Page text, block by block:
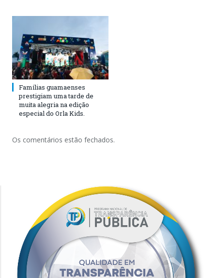
Famílias guamaenses
prestigiam uma tarde de
muita alegria na edição
especial do Orla Kids.
Os comentários estão fechados.